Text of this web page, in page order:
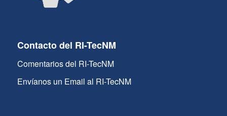
Contacto del RI-TecNM
Comentarios del RI-TecNM
Envíanos un Email al RI-TecNM